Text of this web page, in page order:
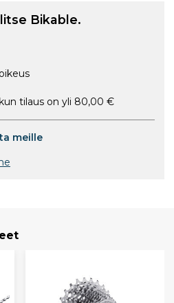
Bikable.
tilaus on yli 80,00 €
meille